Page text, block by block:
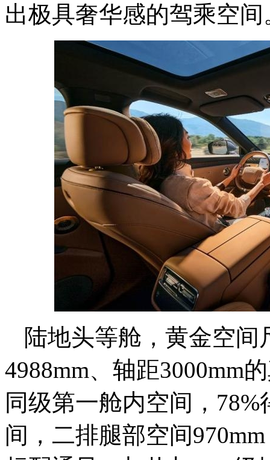
出极具奢华感的驾乘空间
陆地头等舱，黄金空
4988mm、轴距3000mm
同级第一舱内空间，
间，二排腿部空间